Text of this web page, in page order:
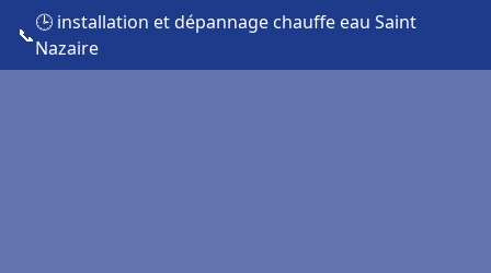
📞
🕒 installation et dépannage chauffe eau Saint
Nazaire